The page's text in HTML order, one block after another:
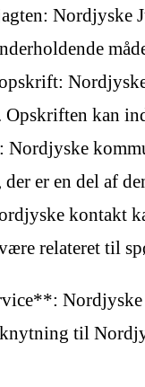
Nordjyske
Opskriften kan
er en del af
kontakt
relateret til
Nordjyske
til